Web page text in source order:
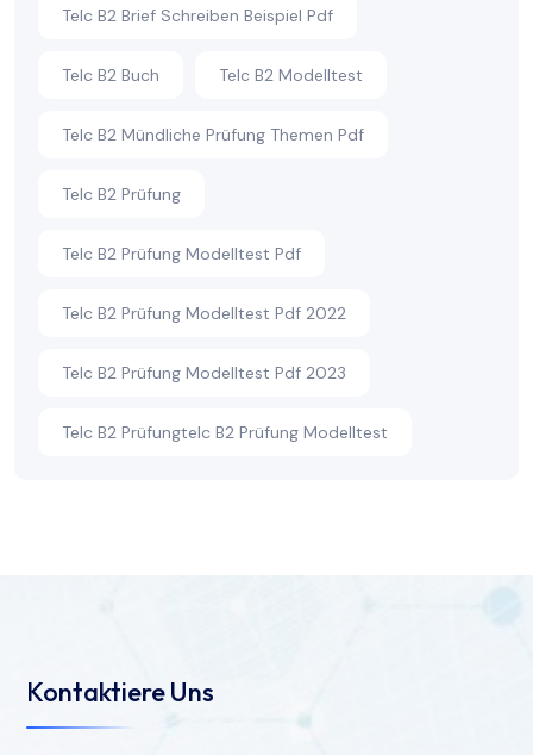
Telc B2 Brief Schreiben Beispiel Pdf
Telc B2 Buch Telc B2 Modelltest
Telc B2 Mündliche Prüfung Themen Pdf
Telc B2 Prüfung
Telc B2 Prüfung Modelltest Pdf
Telc B2 Prüfung Modelltest Pdf 2022
Telc B2 Prüfung Modelltest Pdf 2023
Telc B2 Prüfungtelc B2 Prüfung Modelltest
Kontaktiere Uns